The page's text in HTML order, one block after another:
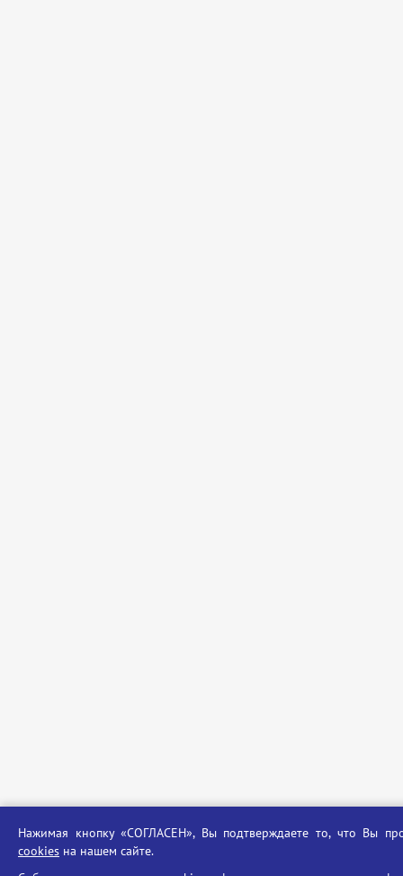
Нажимая кнопку «СОГЛАСЕН», Вы подтверждаете то, что Вы
cookies на нашем сайте.